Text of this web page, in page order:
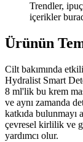
Trendler,
içerikler
Ürünün
Cilt bakımında
Hydralist Smart
8 ml'lik bu krem
ve aynı zamanda
katkıda bulunmayı
çevresel kirlilik ve
yardımcı olur.